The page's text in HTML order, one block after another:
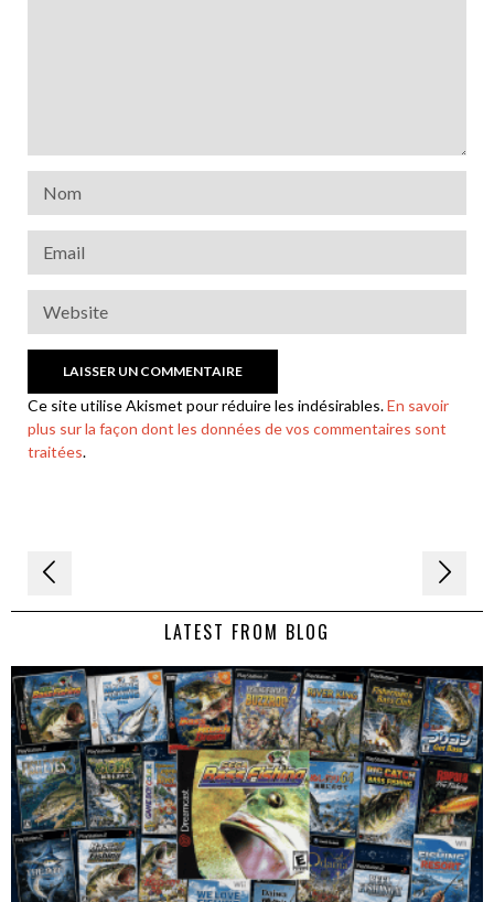
Ce site utilise Akismet pour réduire les indésirables.En savoir
plus sur la façon dont les données de vos commentaires sont
traitées.
Navigation
de LATEST FROM BLOG